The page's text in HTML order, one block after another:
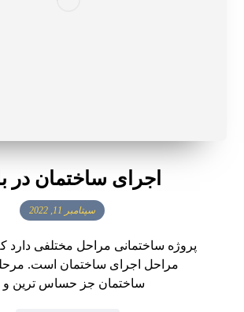
اجرای ساختمان در
سپتامبر 11, 2022
پروژه ساختمانی مراحل مختلفی دارد
مراحل اجرای ساختمان است.
ساختمان جز حساس ترین و